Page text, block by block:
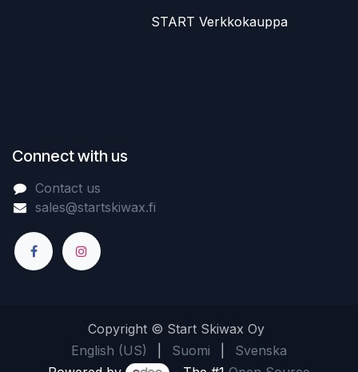
​START Verkkokauppa
Connect with us
Contact us
sales@startskiwax.fi
Copyright © Start Skiwax Oy
English (US)
Suomi
Svenska